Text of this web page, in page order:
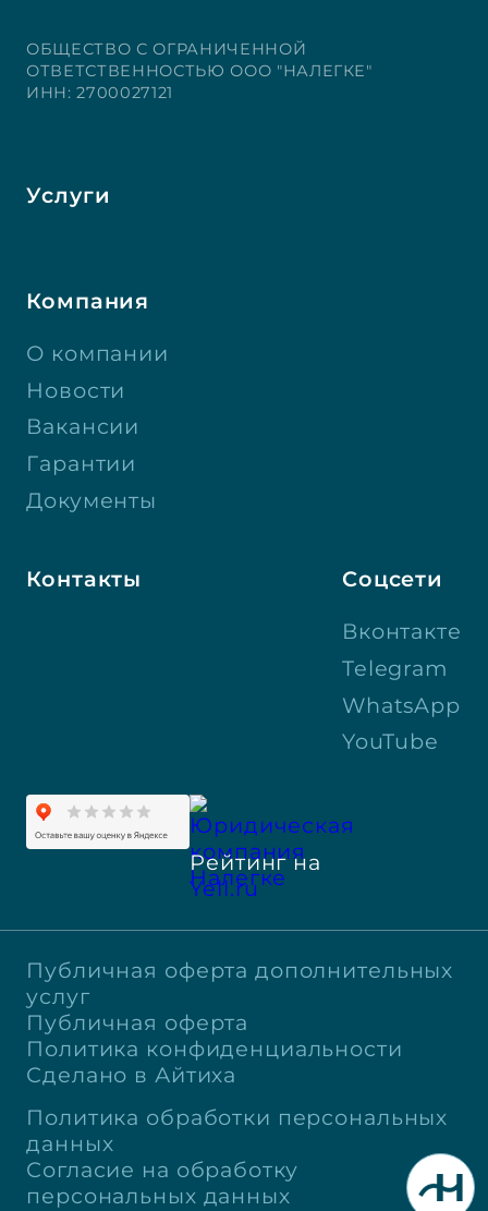
ОБЩЕСТВО С ОГРАНИЧЕННОЙ
ОТВЕТСТВЕННОСТЬЮ ООО "НАЛЕГКЕ"
ИНН: 2700027121
Услуги
Компания
О компании
Новости
Вакансии
Гарантии
Документы
Контакты Соцсети
Вконтакте
Telegram
WhatsApp
YouTube
Рейтинг на
Yell.ru
Публичная оферта дополнительных
услуг
Публичная оферта
Политика конфиденциальности
Сделано в Айтиха
Политика обработки персональных
данных
Согласие на обработку
персональных данных